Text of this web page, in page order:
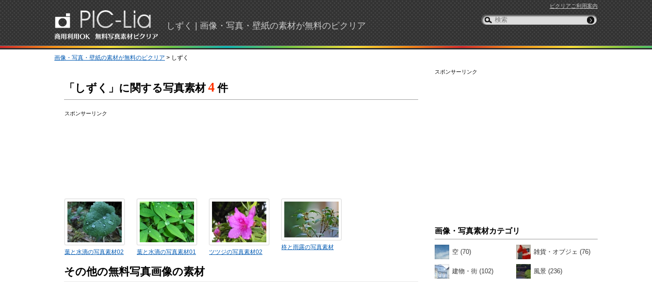
ピクリアご利用案内
しずく | 画像・写真・壁紙の素材が無料のピクリア
画像・写真・壁紙の素材が無料のピクリア > しずく
スポンサーリンク
画像・写真素材カテゴリ
空 (70) 雑貨・オブジェ (76)
建物・街 (102) 風景 (236)
「しずく」に関する写真素材 4 件
スポンサーリンク
葉と水滴の写真素材02 葉と水滴の写真素材01 ツツジの写真素材02
柊と雨露の写真素材
その他の無料写真画像の素材